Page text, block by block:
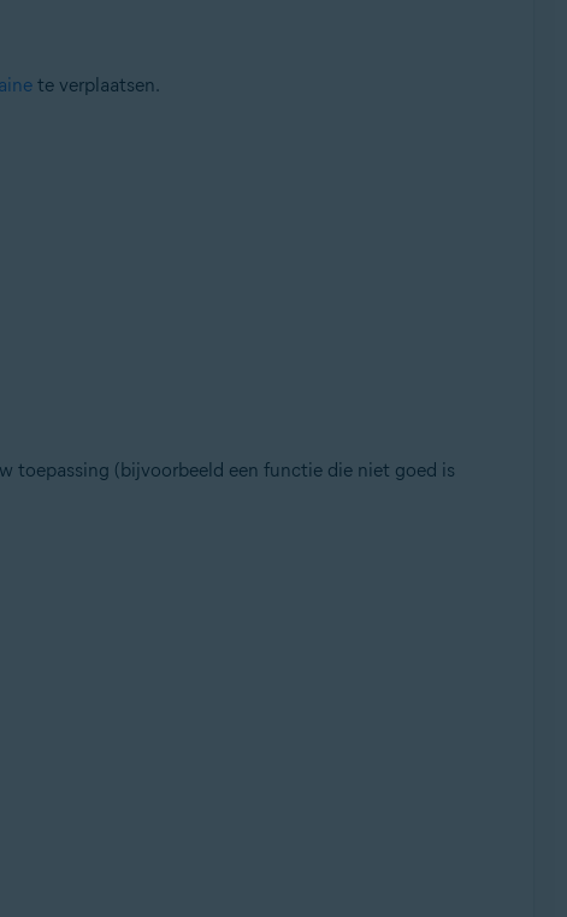
te verplaatsen.
toepassing (bijvoorbeeld een functie die niet goed is